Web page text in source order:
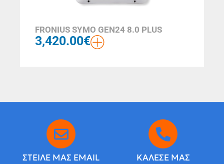
FRONIUS SYMO GEN24 8.0 PLUS
3,420.00€
ΣΤΕΙΛΕ ΜΑΣ EMAIL ΚΑΛΕΣΕ ΜΑΣ